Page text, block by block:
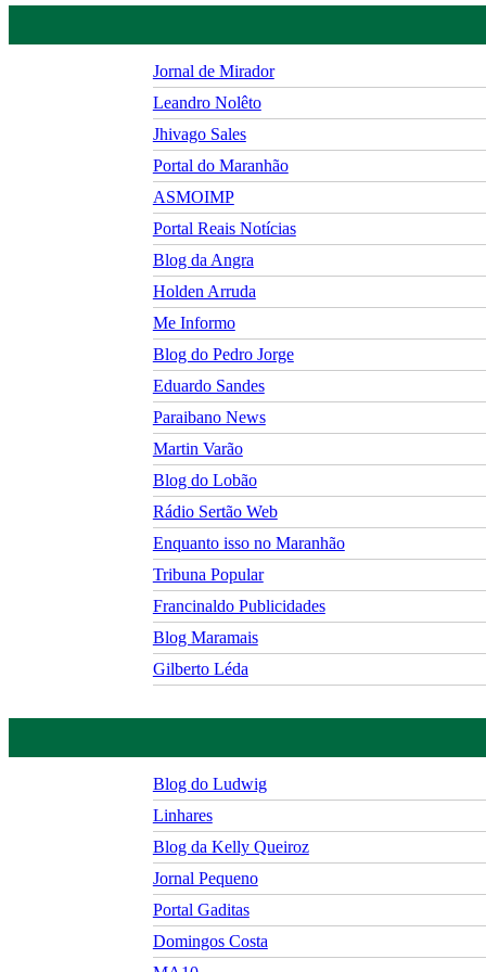
Jornal de Mirador
Leandro Nolêto
Jhivago Sales
Portal do Maranhão
ASMOIMP
Portal Reais Notí­cias
Blog da Angra
Holden Arruda
Me Informo
Blog do Pedro Jorge
Eduardo Sandes
Paraibano News
Martin Varão
Blog do Lobão
Rádio Sertão Web
Enquanto isso no Maranhão
Tribuna Popular
Francinaldo Publicidades
Blog Maramais
Gilberto Léda
Blog do Ludwig
Linhares
Blog da Kelly Queiroz
Jornal Pequeno
Portal Gaditas
Domingos Costa